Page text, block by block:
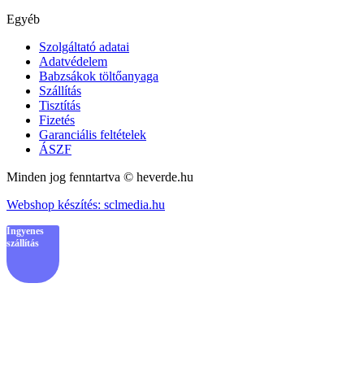
Egyéb
Szolgáltató adatai
Adatvédelem
Babzsákok töltőanyaga
Szállítás
Tisztítás
Fizetés
Garanciális feltételek
ÁSZF
Minden jog fenntartva © heverde.hu
Webshop készítés: sclmedia.hu
Ingyenes
szállítás